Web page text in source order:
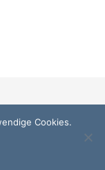
Cookies.